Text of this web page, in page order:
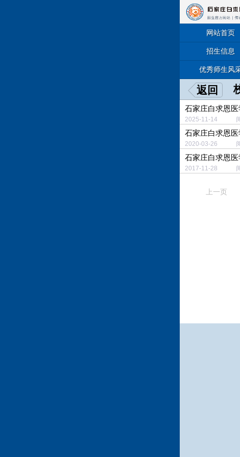
网站首页
招生信息
优秀师生风
返回
石家庄白求恩
2025-11-14
石家庄白求恩
2020-03-26
石家庄白求恩
2017-11-28
上一页